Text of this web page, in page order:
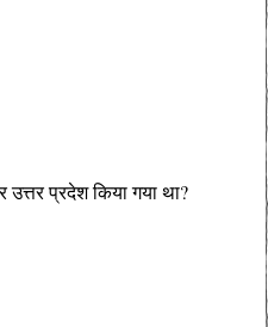
प्रदेश किया गया था?